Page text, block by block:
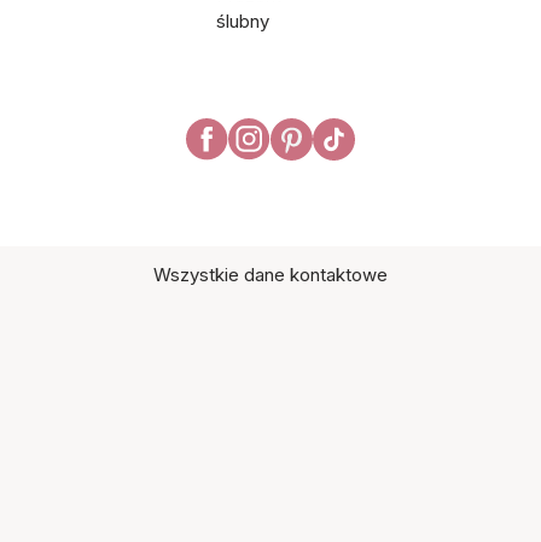
ślubny
Wszystkie dane kontaktowe